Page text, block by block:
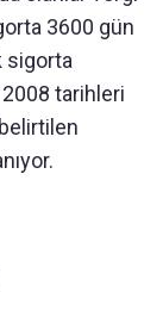
3600 gün
sigorta
2008 tarihleri